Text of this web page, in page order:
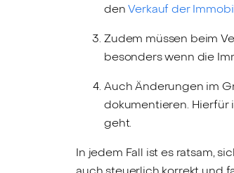
denVerkauf der
Zudem müssen beim
besonders wenn die
Auch Änderungen im
dokumentieren. Hierfür
geht.
In jedem Fall ist es ratsam,